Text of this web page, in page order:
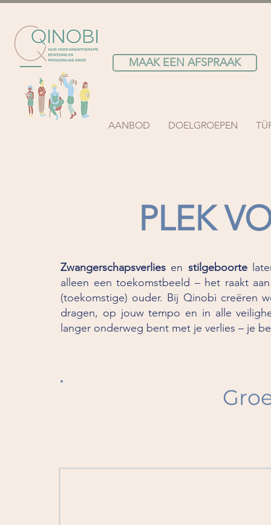
MAAK EEN AFSPRAAK
AANBOD DOELGROEPEN
PLEK
Zwangerschapsverlies en stilgeboorte
alleen een toekomstbeeld – het raakt
(toekomstige) ouder. Bij Qinobi creëren
dragen, op jouw tempo en in alle
langer onderweg bent met je verlies – je